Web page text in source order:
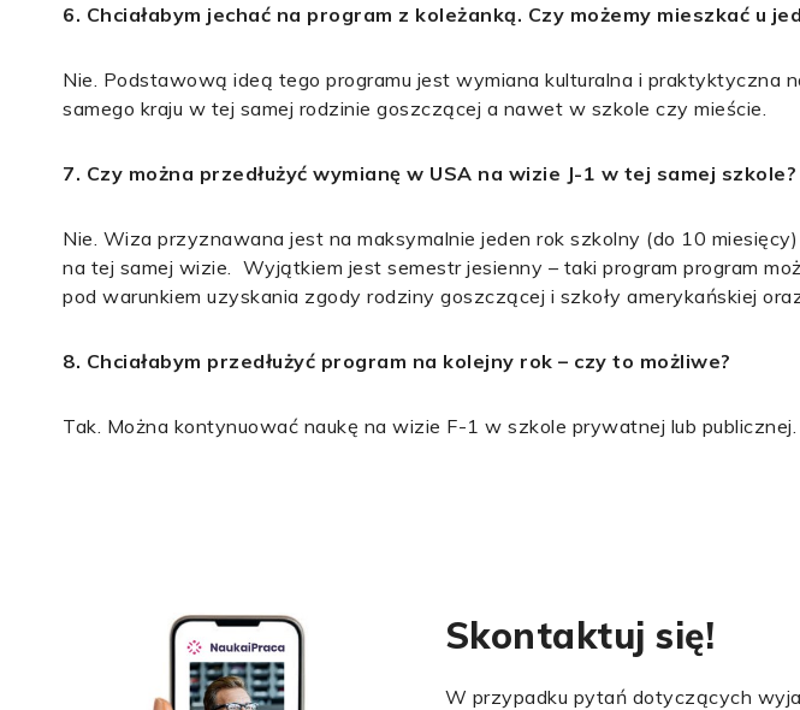
6. Chciałabym jechać na program z koleżanką. Czy możemy mieszkać u
Nie. Podstawową ideą tego programu jest wymiana kulturalna i praktyktyczna
samego kraju w tej samej rodzinie goszczącej a nawet w szkole czy mieście.
7. Czy można przedłużyć wymianę w USA na wizie J-1 w tej samej szkole?
Nie. Wiza przyznawana jest na maksymalnie jeden rok szkolny (do 10
na tej samej wizie. Wyjątkiem jest semestr jesienny – taki program program
pod warunkiem uzyskania zgody rodziny goszczącej i szkoły amerykańskiej
8. Chciałabym przedłużyć program na kolejny rok – czy to możliwe?
Tak. Można kontynuować naukę na wizie F-1 w szkole prywatnej lub
Skontaktuj się!
W przypadku pytań dotyczących